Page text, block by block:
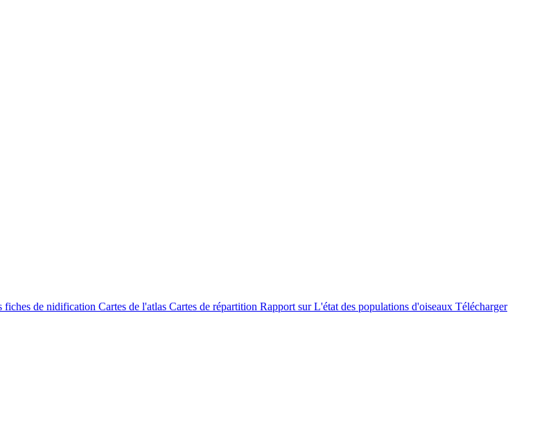
fiches de nidification Cartes de l'atlas Cartes de répartition Rapport sur L'état des populations d'oiseaux Télécharger